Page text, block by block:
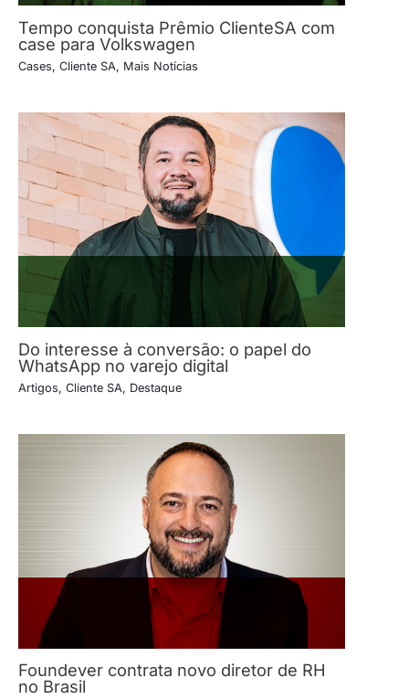
Tempo conquista Prêmio ClienteSA com
case para Volkswagen
Cases, Cliente SA, Mais Notícias
Do interesse à conversão: o papel do
WhatsApp no varejo digital
Artigos, Cliente SA, Destaque
Foundever contrata novo diretor de RH
no Brasil